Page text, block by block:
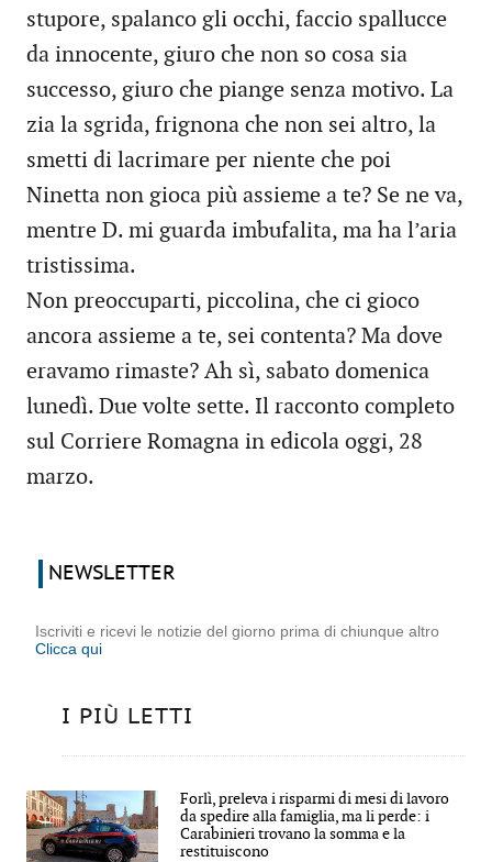
stupore, spalanco gli occhi, faccio spallucce
da innocente, giuro che non so cosa sia
successo, giuro che piange senza motivo. La
zia la sgrida, frignona che non sei altro, la
smetti di lacrimare per niente che poi
Ninetta non gioca più assieme a te? Se ne va,
mentre D. mi guarda imbufalita, ma ha l’aria
tristissima.
Non preoccuparti, piccolina, che ci gioco
ancora assieme a te, sei contenta? Ma dove
eravamo rimaste? Ah sì, sabato domenica
lunedì. Due volte sette. Il racconto completo
sul Corriere Romagna in edicola oggi, 28
marzo.
NEWSLETTER
Iscriviti e ricevi le notizie del giorno prima di chiunque altro
Clicca qui
I PIÙ LETTI
Forlì, preleva i risparmi di mesi di lavoro
da spedire alla famiglia, ma li perde: i
Carabinieri trovano la somma e la
restituiscono